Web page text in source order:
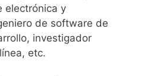
electrónica y
de software de
investigador
etc.